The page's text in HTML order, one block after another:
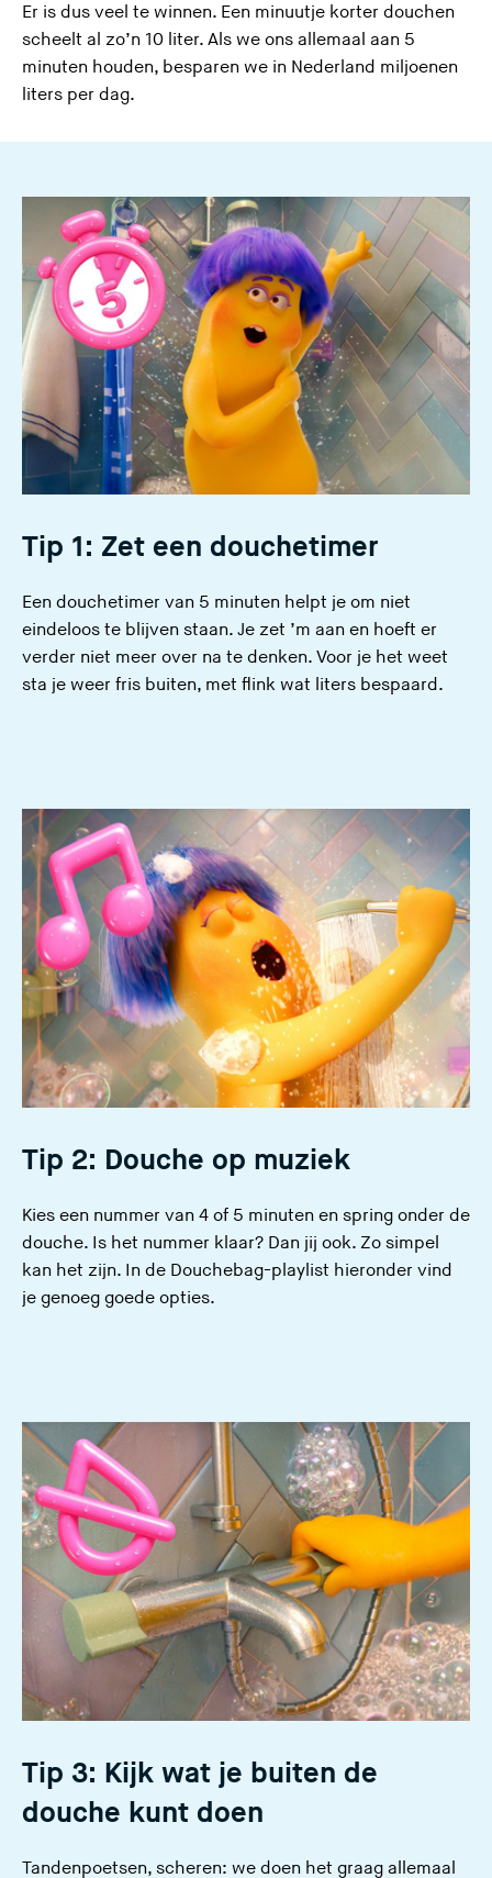
Er is dus veel te winnen. Een minuutje korter douchen
scheelt al zo’n 10 liter. Als we ons allemaal aan 5
minuten houden, besparen we in Nederland miljoenen
liters per dag.
Tip 1: Zet een douchetimer
Een douchetimer van 5 minuten helpt je om niet
eindeloos te blijven staan. Je zet ’m aan en hoeft er
verder niet meer over na te denken. Voor je het weet
sta je weer fris buiten, met flink wat liters bespaard.
Tip 2: Douche op muziek
Kies een nummer van 4 of 5 minuten en spring onder de
douche. Is het nummer klaar? Dan jij ook. Zo simpel
kan het zijn. In de Douchebag-playlist hieronder vind
je genoeg goede opties.
Tip 3: Kijk wat je buiten de
douche kunt doen
Tandenpoetsen, scheren: we doen het graag allemaal